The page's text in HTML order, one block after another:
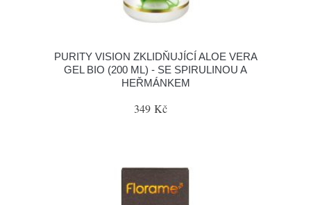
PURITY VISION ZKLIDŇUJÍCÍ ALOE VERA
GEL BIO (200 ML) - SE SPIRULINOU A
HEŘMÁNKEM
349 Kč